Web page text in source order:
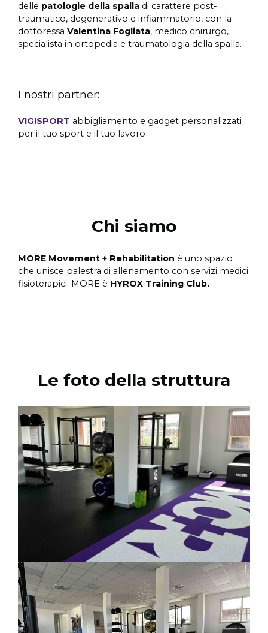
delle patologie della spalla di carattere post-
traumatico, degenerativo e infiammatorio, con la
dottoressa Valentina Fogliata, medico chirurgo,
specialista in ortopedia e traumatologia della spalla.
I nostri partner:
VIGISPORT abbigliamento e gadget personalizzati
per il tuo sport e il tuo lavoro
Chi siamo
MORE Movement + Rehabilitation è uno spazio
che unisce palestra di allenamento con servizi medici
fisioterapici. MORE è HYROX Training Club.
Le foto della struttura